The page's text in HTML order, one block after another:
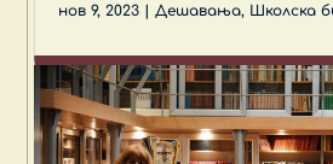
нов 9, 2023 | Дешавања, Школска